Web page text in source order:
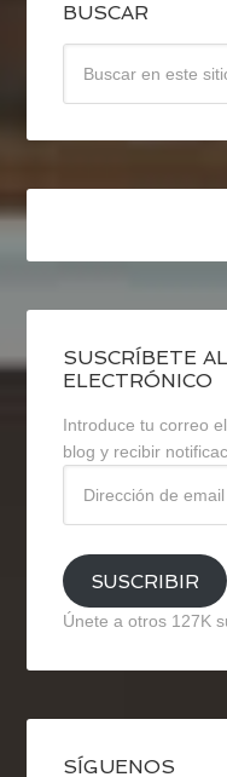
BUSCAR
SUSCRÍBETE
ELECTRÓNICO
Introduce tu correo
blog y recibir
email
SUSCRIBIR
Únete a otros 127K
SÍGUENOS